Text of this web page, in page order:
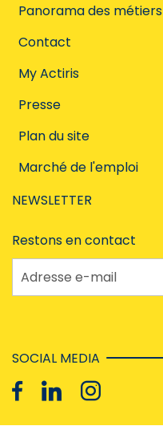
Panorama des métiers
Contact
My Actiris
Presse
Plan du site
Marché de l'emploi
NEWSLETTER
Restons en contact
Adresse e-mail
SOCIAL MEDIA